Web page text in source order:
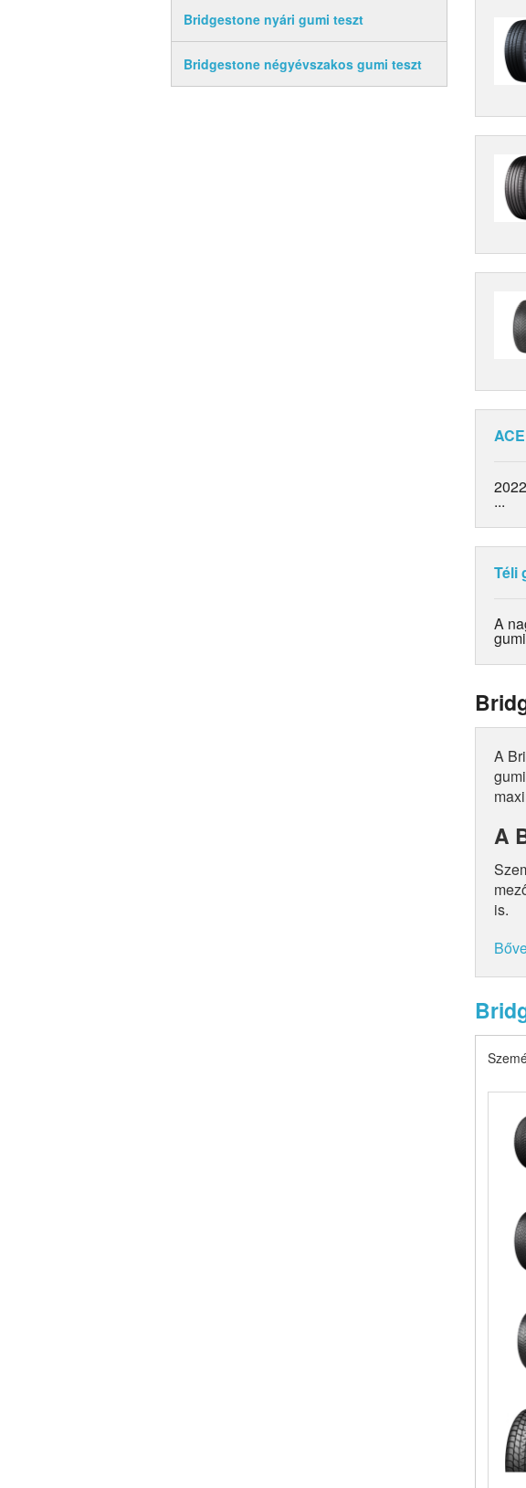
Bridgestone nyári gumi teszt
Bridgestone négyévszakos gumi teszt
...
Téli
A
A
A
is.